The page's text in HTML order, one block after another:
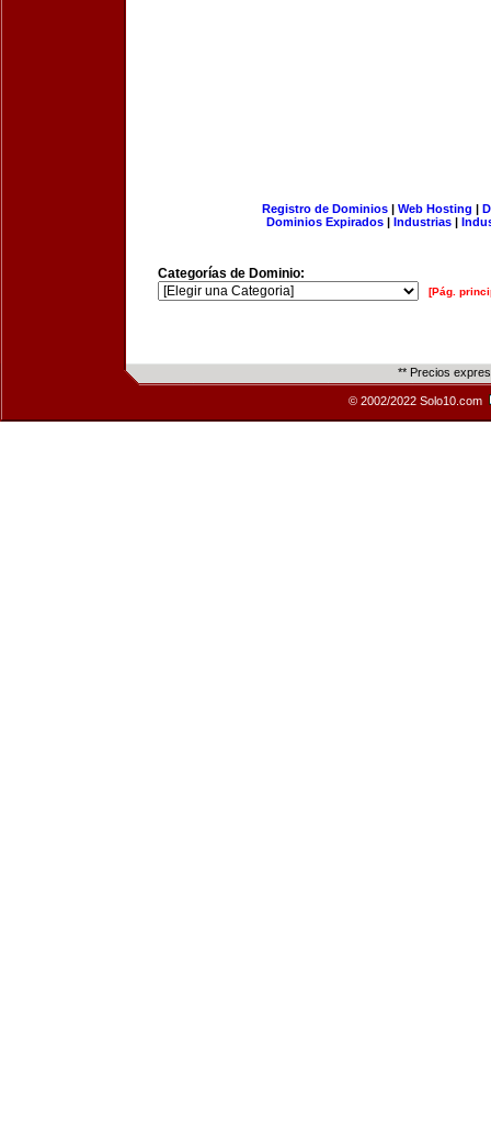
Registro de Dominios| Web Hosting |
Dominios Expirados | Industrias |
Categorías de Dominio:
[Pág.
** Precios
© 2002/2022 Solo10.com